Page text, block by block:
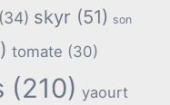
(34) skyr (51) son
tomate (30)
(210) yaourt